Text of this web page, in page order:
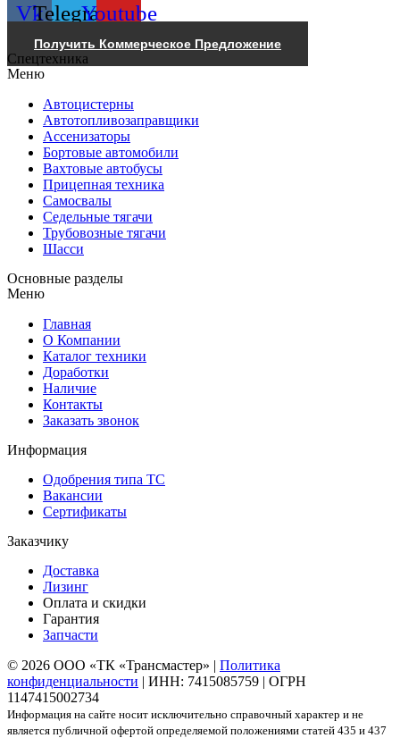
VkTelegramYoutube
Получить Коммерческое Предложение
Спецтехника
Меню
Автоцистерны
Автотопливозаправщики
Ассенизаторы
Бортовые автомобили
Вахтовые автобусы
Прицепная техника
Самосвалы
Седельные тягачи
Трубовозные тягачи
Шасси
Основные разделы
Меню
Главная
О Компании
Каталог техники
Доработки
Наличие
Контакты
Заказать звонок
Информация
Одобрения типа ТС
Вакансии
Сертификаты
Заказчику
Доставка
Лизинг
Оплата и скидки
Гарантия
Запчасти
© 2026 ООО «ТК «Трансмастер» | Политика
конфиденциальности | ИНН: 7415085759 | ОГРН
1147415002734
Информация на сайте носит исключительно справочный характер и не
является публичной офертой определяемой положениями статей 435 и 437